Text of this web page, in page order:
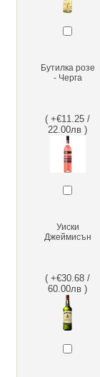
Бутилка розе
- Черга
( +€11.25 /
22.00лв )
Уиски
Джеймисън
( +€30.68 /
60.00лв )